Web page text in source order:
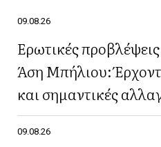
09.08.26
Ερωτικές
Άση Μπήλιου:
και σημαντικές
09.08.26